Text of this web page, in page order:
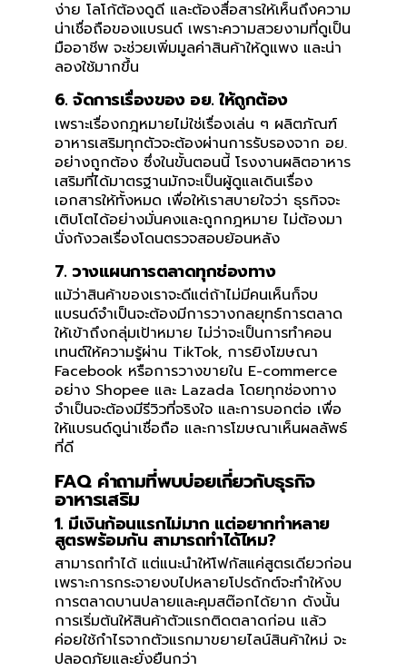
ง่าย โลโก้ต้องดูดี และต้องสื่อสารให้เห็นถึงความ
น่าเชื่อถือของแบรนด์ เพราะความสวยงามที่ดูเป็น
มืออาชีพ จะช่วยเพิ่มมูลค่าสินค้าให้ดูแพง และน่า
ลองใช้มากขึ้น
6. จัดการเรื่องของ อย. ให้ถูกต้อง
เพราะเรื่องกฎหมายไม่ใช่เรื่องเล่น ๆ ผลิตภัณฑ์
อาหารเสริมทุกตัวจะต้องผ่านการรับรองจาก อย.
อย่างถูกต้อง ซึ่งในขั้นตอนนี้ โรงงานผลิตอาหาร
เสริมที่ได้มาตรฐานมักจะเป็นผู้ดูแลเดินเรื่อง
เอกสารให้ทั้งหมด เพื่อให้เราสบายใจว่า ธุรกิจจะ
เติบโตได้อย่างมั่นคงและถูกกฎหมาย ไม่ต้องมา
นั่งกังวลเรื่องโดนตรวจสอบย้อนหลัง
7. วางแผนการตลาดทุกช่องทาง
แม้ว่าสินค้าของเราจะดีแต่ถ้าไม่มีคนเห็นก็จบ
แบรนด์จำเป็นจะต้องมีการวางกลยุทธ์การตลาด
ให้เข้าถึงกลุ่มเป้าหมาย ไม่ว่าจะเป็นการทำคอน
เทนต์ให้ความรู้ผ่าน TikTok, การยิงโฆษณา
Facebook หรือการวางขายใน E-commerce
อย่าง Shopee และ Lazada โดยทุกช่องทาง
จำเป็นจะต้องมีรีวิวที่จริงใจ และการบอกต่อ เพื่อ
ให้แบรนด์ดูน่าเชื่อถือ และการโฆษณาเห็นผลลัพธ์
ที่ดี
FAQ คำถามที่พบบ่อยเกี่ยวกับธุรกิจ
อาหารเสริม
1. มีเงินก้อนแรกไม่มาก แต่อยากทำหลาย
สูตรพร้อมกัน สามารถทำได้ไหม?
สามารถทำได้ แต่แนะนำให้โฟกัสแค่สูตรเดียวก่อน
เพราะการกระจายงบไปหลายโปรดักต์จะทำให้งบ
การตลาดบานปลายและคุมสต๊อกได้ยาก ดังนั้น
การเริ่มต้นให้สินค้าตัวแรกติดตลาดก่อน แล้ว
ค่อยใช้กำไรจากตัวแรกมาขยายไลน์สินค้าใหม่ จะ
ปลอดภัยและยั่งยืนกว่า